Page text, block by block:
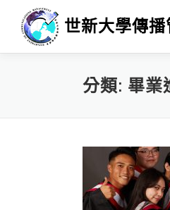
要
世新大學傳
分類: 畢業